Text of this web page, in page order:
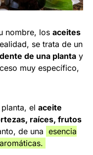
nombre, los aceites
se trata de un
de una planta y
muy específico,
el aceite
raíces, frutos
de una esencia